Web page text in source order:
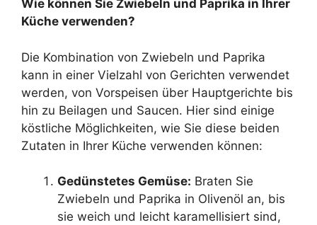
Wie können Sie Zwiebeln und Paprika in Ihrer
Küche verwenden?
Die Kombination von Zwiebeln und Paprika
kann in einer Vielzahl von Gerichten verwendet
werden, von Vorspeisen über Hauptgerichte bis
hin zu Beilagen und Saucen. Hier sind einige
köstliche Möglichkeiten, wie Sie diese beiden
Zutaten in Ihrer Küche verwenden können:
Gedünstetes Gemüse: Braten Sie
Zwiebeln und Paprika in Olivenöl an, bis
sie weich und leicht karamellisiert sind,